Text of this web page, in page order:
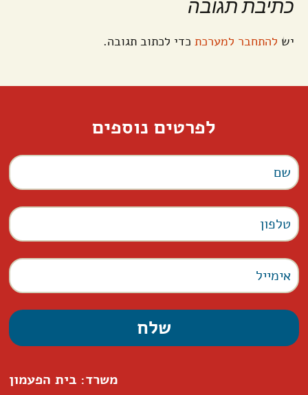
כתיבת תגובה
יש להתחבר למערכת כדי לכתוב תגובה.
לפרטים נוספים
משרד: בית הפעמון